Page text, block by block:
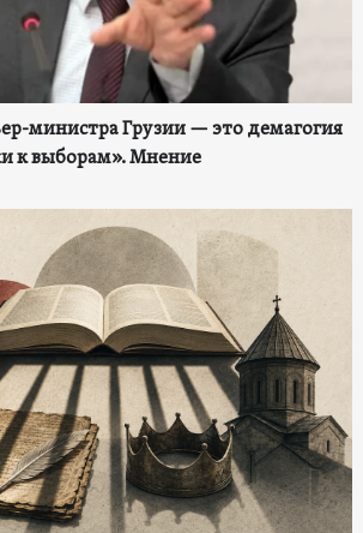
министра Грузии — это демагогия
к выборам». Мнение